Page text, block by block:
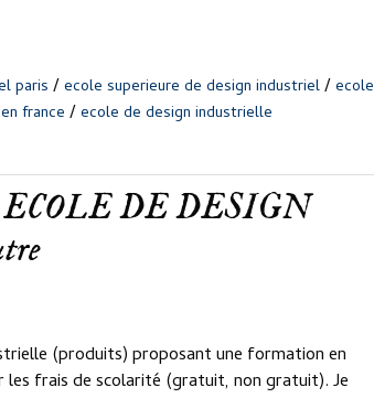
paris /ecole superieure de design industriel/ecole
france /ecole de design industrielle
DE DESIGN
(produits) proposant une formation en
les frais de scolarité (gratuit, non gratuit). Je